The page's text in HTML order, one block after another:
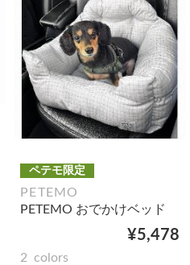
ペテモ限定
PETEMO
PETEMO おでかけベッド
¥5,478
2 colors